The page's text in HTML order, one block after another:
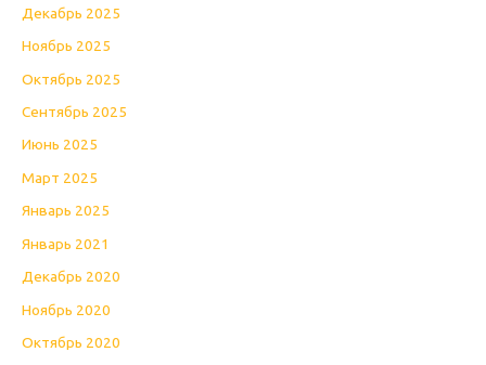
Декабрь 2025
Ноябрь 2025
Октябрь 2025
Сентябрь 2025
Июнь 2025
Март 2025
Январь 2025
Январь 2021
Декабрь 2020
Ноябрь 2020
Октябрь 2020